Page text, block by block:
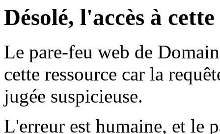
Désolé, l'accès à
Le pare-feu web de
cette ressource car la
jugée suspicieuse.
L'erreur est humaine, et le